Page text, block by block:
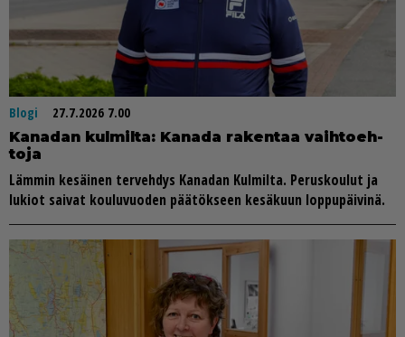
Blogi
27.7.2026 7.00
Ka­na­dan kul­mil­ta: Ka­na­da ra­ken­taa vaih­to­eh­
to­ja
Läm­min ke­säi­nen ter­veh­dys Ka­na­dan Kul­mil­ta. Pe­rus­kou­lut ja
lu­ki­ot sai­vat kou­lu­vuo­den pää­tök­seen ke­sä­kuun lop­pu­päi­vi­nä.